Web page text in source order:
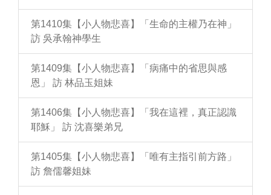
第1410集【小人物悲喜】「生命的主權乃在神」
訪 吳承翰神學生
第1409集【小人物悲喜】「病痛中的省思與感
恩」 訪 林品玉姐妹
第1406集【小人物悲喜】「我在這裡，真正認識
耶穌」 訪 沈喜樂弟兄
第1405集【小人物悲喜】「唯有主指引前方路」
訪 詹儒馨姐妹